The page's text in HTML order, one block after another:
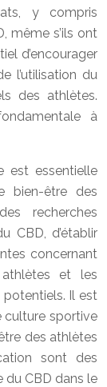
y compris
même s’ils ont
d’encourager
l’utilisation du
des athlètes.
à
est essentielle
bien-être des
recherches
CBD, d’établir
concernant
et les
potentiels. Il est
culture sportive
des athlètes
sont des
du CBD dans le